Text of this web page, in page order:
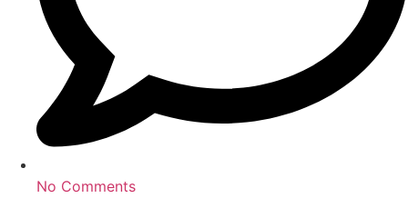
No Comments